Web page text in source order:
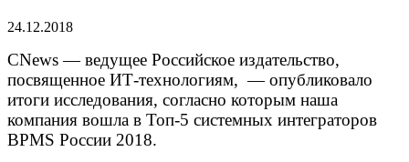
24.12.2018
CNews — ведущее Российское издательство,
посвященное ИТ-технологиям, — опубликовало
итоги исследования, согласно которым наша
компания вошла в Топ-5 системных интеграторов
BPMS России 2018.